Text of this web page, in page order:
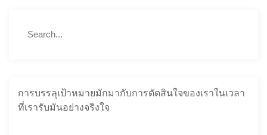
h
f
การบรรลุเป้าหมายมักมากับการตัดสินใจของเราในเวลา
ที่เรารับมันอย่างจริงใจ